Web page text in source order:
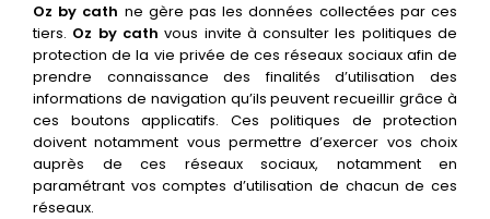
Oz by cath ne gère pas les données collectées par ces
tiers. Oz by cath vous invite à consulter les politiques de
protection de la vie privée de ces réseaux sociaux afin de
prendre connaissance des finalités d’utilisation des
informations de navigation qu’ils peuvent recueillir grâce à
ces boutons applicatifs. Ces politiques de protection
doivent notamment vous permettre d’exercer vos choix
auprès de ces réseaux sociaux, notamment en
paramétrant vos comptes d’utilisation de chacun de ces
réseaux.